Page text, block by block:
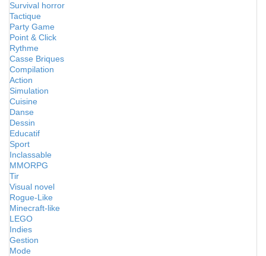
Survival horror
Tactique
Party Game
Point & Click
Rythme
Casse Briques
Compilation
Action
Simulation
Cuisine
Danse
Dessin
Educatif
Sport
Inclassable
MMORPG
Tir
Visual novel
Rogue-Like
Minecraft-like
LEGO
Indies
Gestion
Mode